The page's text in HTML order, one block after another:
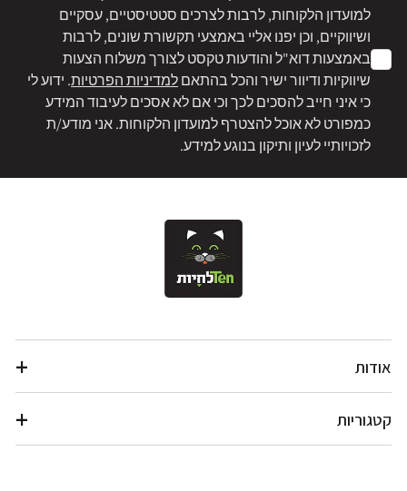
למועדון הלקוחות, לרבות לצרכים סטטיסטיים, עסקיים
ושיווקיים, וכן יפנו אליי באמצעי תקשורת שונים, לרבות
באמצעות דוא"ל והודעות טקסט לצורך משלוח הצעות
שיווקיות ודיוור ישיר והכל בהתאםלמדיניות הפרטיות. ידוע לי
כי איני חייב להסכים לכך וכי אם לא אסכים לעיבוד המידע
כמפורט לא אוכל להצטרף למועדון הלקוחות. אני מודע/ת
לזכויותיי לעיון ותיקון בנוגע למידע.
אודות
קטגוריות